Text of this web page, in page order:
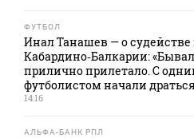
ФУТБОЛ
Инал Танашев — о судействе
Кабардино‑Балкарии:
прилично прилетало. С
футболистом начали
14:16
АЛЬФА-БАНК РПЛ